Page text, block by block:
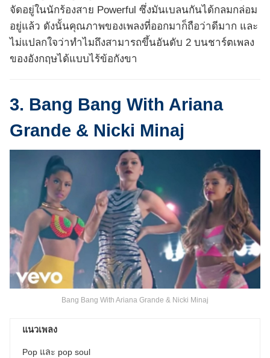
จัดอยู่ในนักร้องสาย Powerful ซึ่งมันเบลนกันได้กลมกล่อม
อยู่แล้ว ดังนั้นคุณภาพของเพลงที่ออกมาก็ถือว่าดีมาก และ
ไม่แปลกใจว่าทำไมถึงสามารถขึ้นอันดับ 2 บนชาร์ตเพลง
ของอังกฤษได้แบบไร้ข้อกังขา
3. Bang Bang With Ariana
Grande & Nicki Minaj
Bang Bang With Ariana Grande & Nicki Minaj
แนวเพลง
Pop และ pop soul